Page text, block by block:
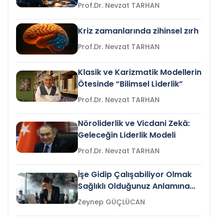
Prof.Dr. Nevzat TARHAN
Kriz zamanlarında zihinsel zırh
Prof.Dr. Nevzat TARHAN
Klasik ve Karizmatik Modellerin
Ötesinde “Bilimsel Liderlik”
Prof.Dr. Nevzat TARHAN
Nöroliderlik ve Vicdani Zekâ:
Geleceğin Liderlik Modeli
Prof.Dr. Nevzat TARHAN
İşe Gidip Çalışabiliyor Olmak
Sağlıklı Olduğunuz Anlamına
Gelir mi?Zeynep GÜÇLÜCAN